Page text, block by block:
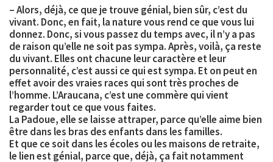
– Alors, déjà, ce que je trouve génial, bien sûr, c’est du
vivant. Donc, en fait, la nature vous rend ce que vous lui
donnez. Donc, si vous passez du temps avec, il n’y a pas
de raison qu’elle ne soit pas sympa. Après, voilà, ça reste
du vivant. Elles ont chacune leur caractère et leur
personnalité, c’est aussi ce qui est sympa. Et on peut en
effet avoir des vraies races qui sont très proches de
l’homme. L’Araucana, c’est une commère qui vient
regarder tout ce que vous faites.
La Padoue, elle se laisse attraper, parce qu’elle aime bien
être dans les bras des enfants dans les familles.
Et que ce soit dans les écoles ou les maisons de retraite,
le lien est génial, parce que, déjà, ça fait notamment